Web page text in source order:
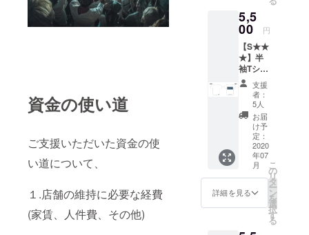
資金の使い道
ご支援いただいた資金の使
い道について、
１.店舗の維持に必要な経費
(家賃、人件費、その他)
ブラッ
ク 支援
時にご
希望の
カラー
タイプ
をお選
びくだ
さい。
・サイ
ズ展開
M / L /
XL /
XXL ※支
援時に
ご希望
のサイ
5,5
00 円
【S★★
★】半
袖Tシャ
ツ
Design
ed by :
SILHOU
ETTE
FROM
THE
SKYLIT
kou ・
カラー
展開
WHITE
・サイ
支援
者：
5人
お届
け予
定：
2020
年07
月
詳細を見る
こ
の
リ
タ
ー
ン
を
選
択
す
る